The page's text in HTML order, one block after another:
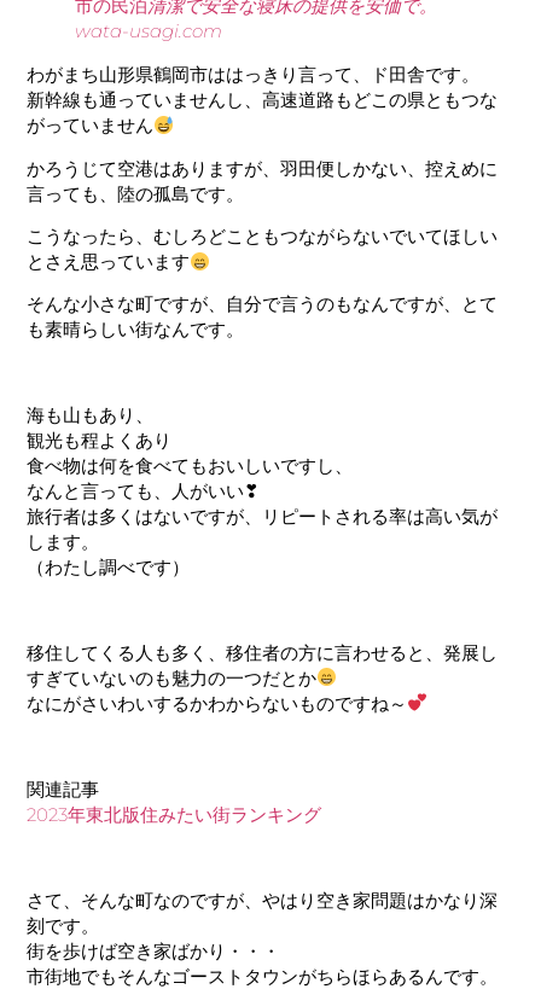
市の民泊清潔で安全な寝床の提供を安価で。
wata-usagi.com
わがまち山形県鶴岡市ははっきり言って、ド田舎です。
新幹線も通っていませんし、高速道路もどこの県ともつな
がっていません
かろうじて空港はありますが、羽田便しかない、控えめに
言っても、陸の孤島です。
こうなったら、むしろどこともつながらないでいてほしい
とさえ思っています
そんな小さな町ですが、自分で言うのもなんですが、とて
も素晴らしい街なんです。
海も山もあり、
観光も程よくあり
食べ物は何を食べてもおいしいですし、
なんと言っても、人がいい❣
旅行者は多くはないですが、リピートされる率は高い気が
します。
（わたし調べです）
移住してくる人も多く、移住者の方に言わせると、発展し
すぎていないのも魅力の一つだとか
なにがさいわいするかわからないものですね～
関連記事
2023年東北版住みたい街ランキング
さて、そんな町なのですが、やはり空き家問題はかなり深
刻です。
街を歩けば空き家ばかり・・・
市街地でもそんなゴーストタウンがちらほらあるんです。